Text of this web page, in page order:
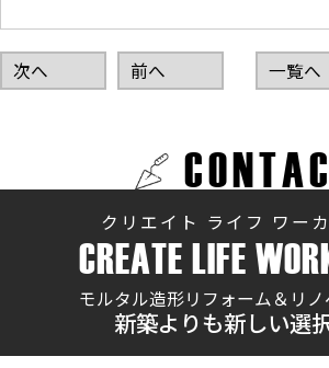
次へ 前へ 一覧へ
クリエイト ライフ ワー
CREATE LIFE
モルタル造形リフォーム＆リ
新築よりも新しい選択